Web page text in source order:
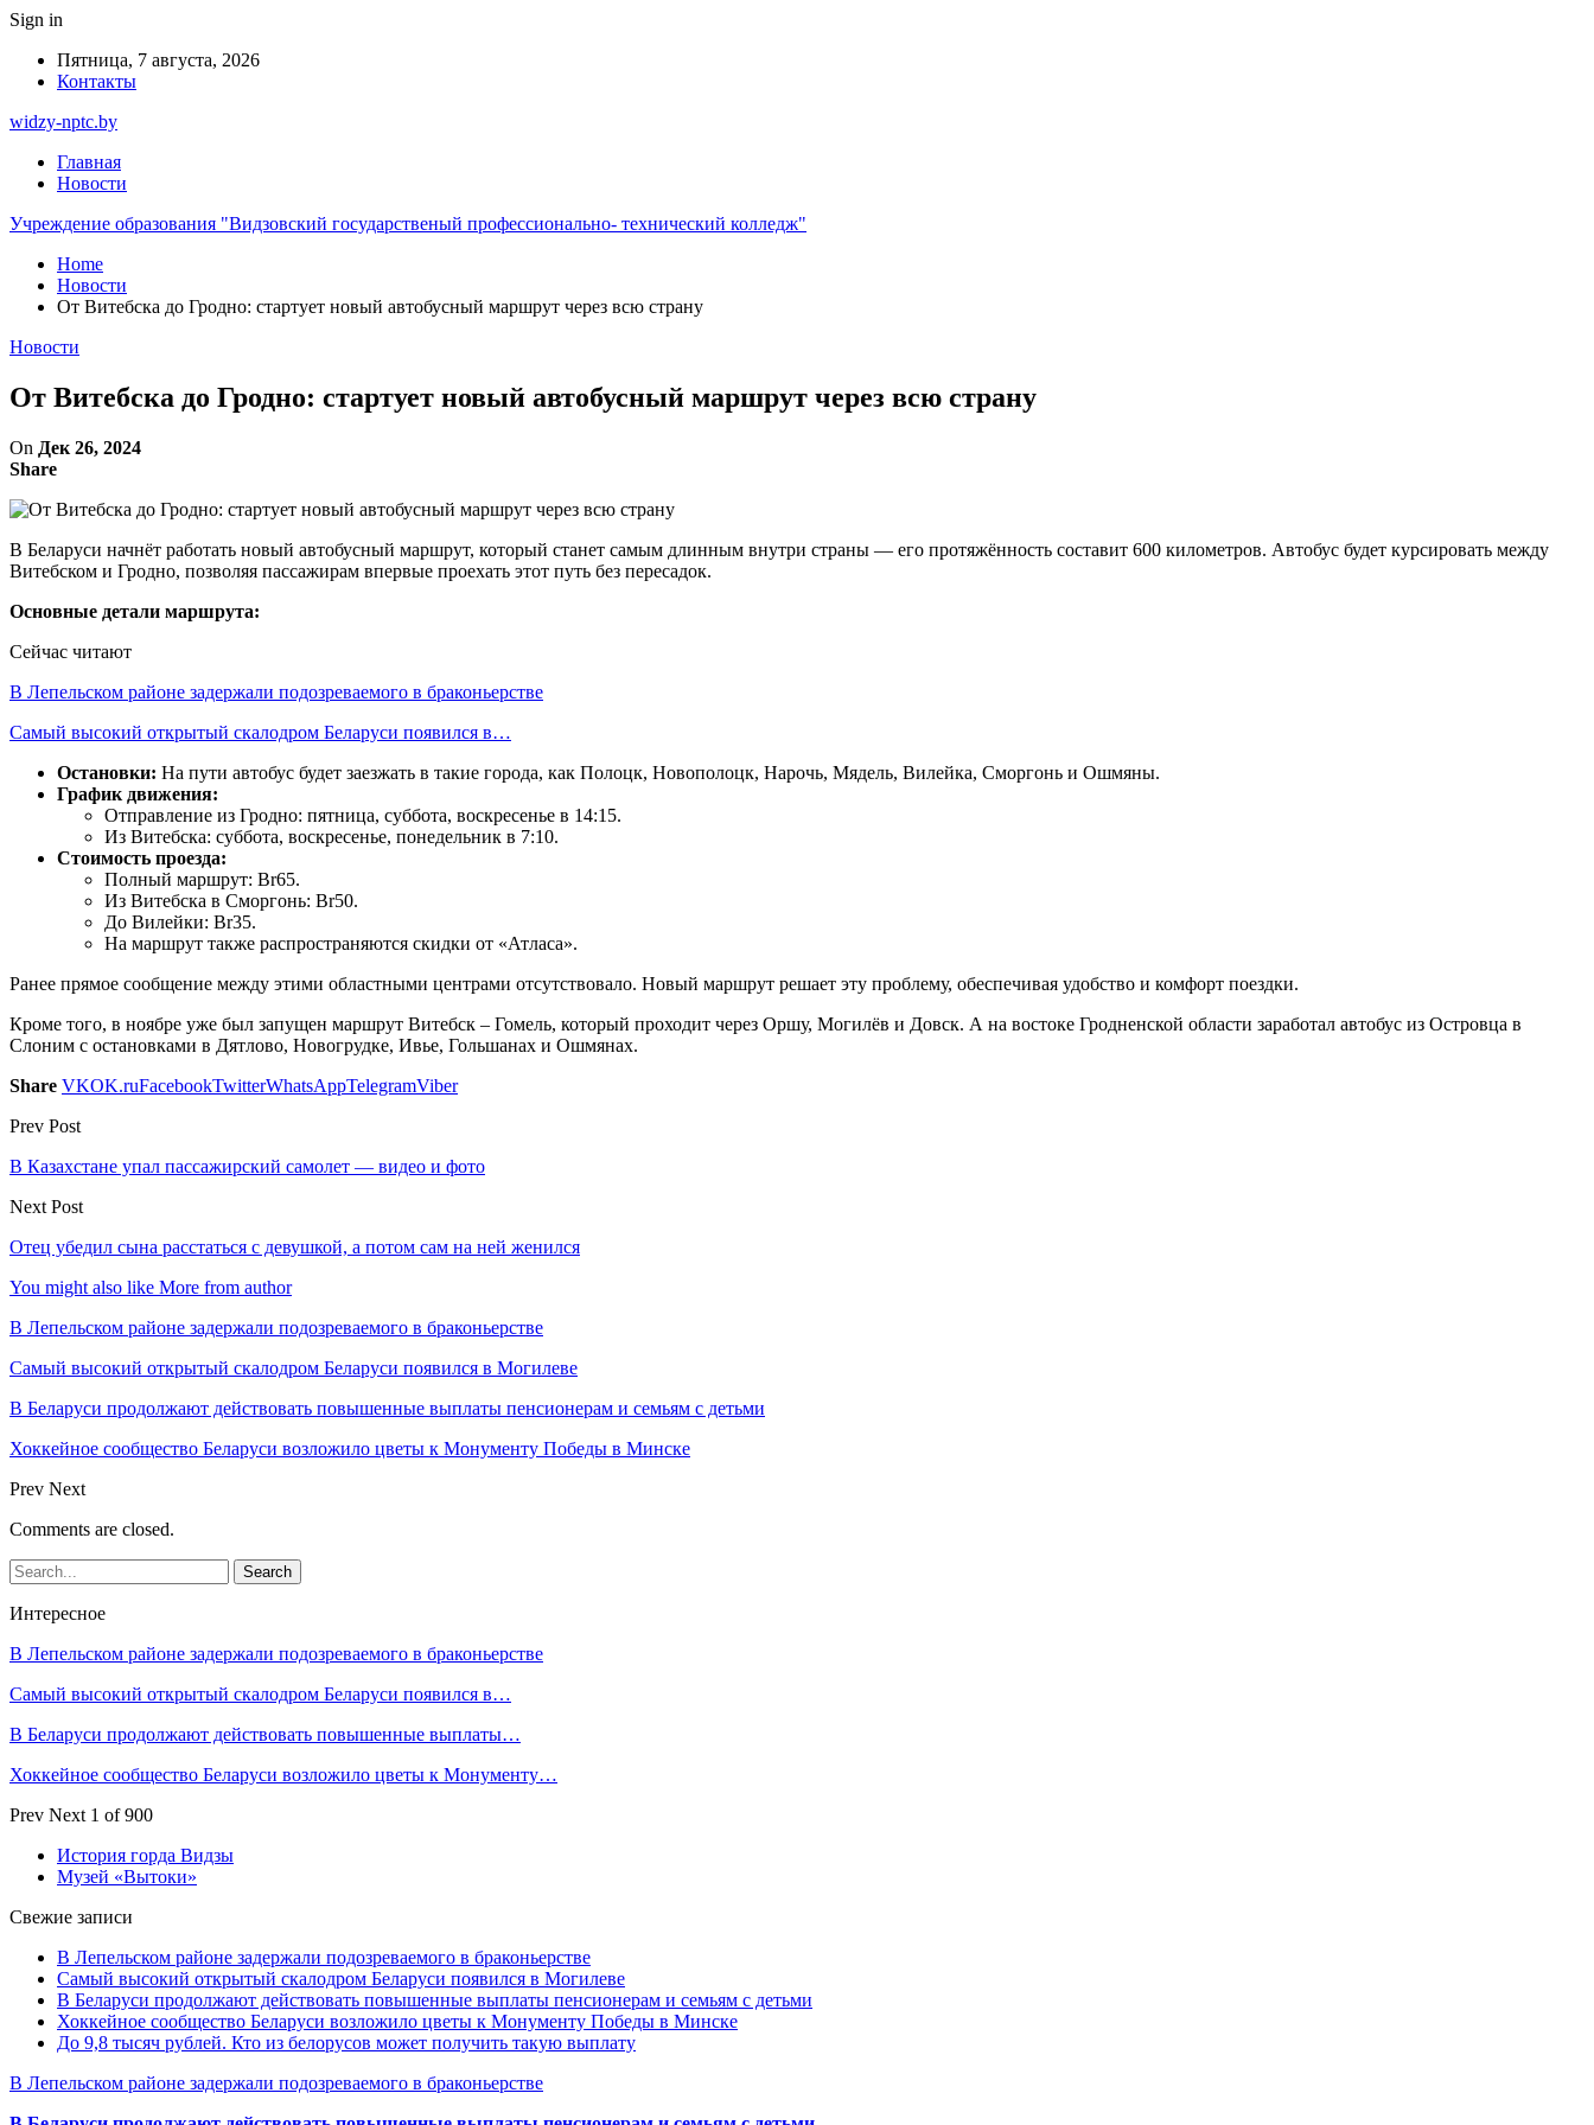
Sign in
Пятница, 7 августа, 2026
Контакты
widzy-nptc.by
Главная
Новости
Учреждение образования "Видзовский государственый профессионально- технический колледж"
Home
Новости
От Витебска до Гродно: стартует новый автобусный маршрут через всю страну
Новости
От Витебска до Гродно: стартует новый автобусный маршрут через всю страну
On Дек 26, 2024
Share
В Беларуси начнёт работать новый автобусный маршрут, который станет самым длинным внутри страны — его протяжённость составит 600 километров. Автобус будет курсировать между
Витебском и Гродно, позволяя пассажирам впервые проехать этот путь без пересадок.
Основные детали маршрута:
Сейчас читают
В Лепельском районе задержали подозреваемого в браконьерстве
Самый высокий открытый скалодром Беларуси появился в…
Остановки: На пути автобус будет заезжать в такие города, как Полоцк, Новополоцк, Нарочь, Мядель, Вилейка, Сморгонь и Ошмяны.
График движения:
Отправление из Гродно: пятница, суббота, воскресенье в 14:15.
Из Витебска: суббота, воскресенье, понедельник в 7:10.
Стоимость проезда:
Полный маршрут: Br65.
Из Витебска в Сморгонь: Br50.
До Вилейки: Br35.
На маршрут также распространяются скидки от «Атласа».
Ранее прямое сообщение между этими областными центрами отсутствовало. Новый маршрут решает эту проблему, обеспечивая удобство и комфорт поездки.
Кроме того, в ноябре уже был запущен маршрут Витебск – Гомель, который проходит через Оршу, Могилёв и Довск. А на востоке Гродненской области заработал автобус из Островца в
Слоним с остановками в Дятлово, Новогрудке, Ивье, Гольшанах и Ошмянах.
Share VKOK.ruFacebookTwitterWhatsAppTelegramViber
Prev Post
В Казахстане упал пассажирский самолет — видео и фото
Next Post
Отец убедил сына расстаться с девушкой, а потом сам на ней женился
You might also like More from author
В Лепельском районе задержали подозреваемого в браконьерстве
Самый высокий открытый скалодром Беларуси появился в Могилеве
В Беларуси продолжают действовать повышенные выплаты пенсионерам и семьям с детьми
Хоккейное сообщество Беларуси возложило цветы к Монументу Победы в Минске
Prev Next
Comments are closed.
Интересное
В Лепельском районе задержали подозреваемого в браконьерстве
Самый высокий открытый скалодром Беларуси появился в…
В Беларуси продолжают действовать повышенные выплаты…
Хоккейное сообщество Беларуси возложило цветы к Монументу…
Prev Next 1 of 900
История горда Видзы
Музей «Вытоки»
Свежие записи
В Лепельском районе задержали подозреваемого в браконьерстве
Самый высокий открытый скалодром Беларуси появился в Могилеве
В Беларуси продолжают действовать повышенные выплаты пенсионерам и семьям с детьми
Хоккейное сообщество Беларуси возложило цветы к Монументу Победы в Минске
До 9,8 тысяч рублей. Кто из белорусов может получить такую выплату
В Лепельском районе задержали подозреваемого в браконьерстве